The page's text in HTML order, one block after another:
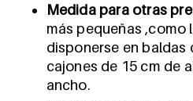
Medida para otras
más pequeñas ,como
disponerse en baldas
cajones de 15 cm de
ancho.